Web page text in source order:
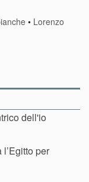
• Lorenzo
dell'io
per